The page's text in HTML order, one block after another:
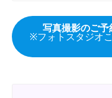
写真撮影のご
※フォトスタジオ